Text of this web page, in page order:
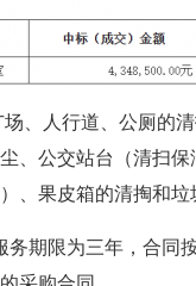
、⼈⾏道、公厕的
、公交站台（清扫
、果⽪箱的清掏和垃
期限为三年，合同